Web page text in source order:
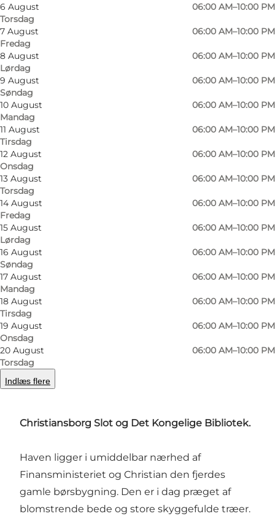
6 August
Torsdag
06:00 AM–10:00 PM
7 August
Fredag
06:00 AM–10:00 PM
8 August
Lørdag
06:00 AM–10:00 PM
9 August
Søndag
06:00 AM–10:00 PM
10 August
Mandag
06:00 AM–10:00 PM
11 August
Tirsdag
06:00 AM–10:00 PM
12 August
Onsdag
06:00 AM–10:00 PM
13 August
Torsdag
06:00 AM–10:00 PM
14 August
Fredag
06:00 AM–10:00 PM
15 August
Lørdag
06:00 AM–10:00 PM
16 August
Søndag
06:00 AM–10:00 PM
17 August
Mandag
06:00 AM–10:00 PM
18 August
Tirsdag
06:00 AM–10:00 PM
19 August
Onsdag
06:00 AM–10:00 PM
20 August
Torsdag
06:00 AM–10:00 PM
Indlæs flere
Foto: Wonderful Copenhagen
©Colourbox
Foto:
Det Kongelige Biblioteks Have - også kaldet
Bibliotekshaven - er en lille oase midt i byen. Du
Christiansborg Slot og Det Kongelige Bibliotek.
Haven ligger i umiddelbar nærhed af
Finansministeriet og Christian den fjerdes
gamle børsbygning. Den er i dag præget af
blomstrende bede og store skyggefulde træer.